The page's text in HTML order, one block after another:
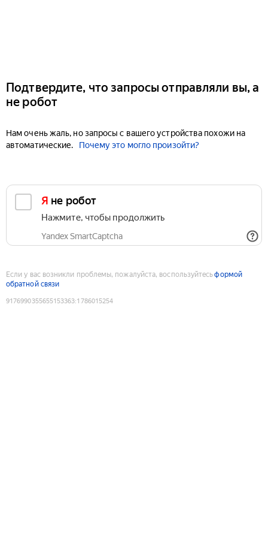
Подтвердите, что запросы отправляли вы, а
не робот
Нам очень жаль, но запросы с вашего устройства похожи на
автоматические.
Почему это могло произойти?
Я не робот
Нажмите, чтобы продолжить
Yandex SmartCaptcha
Если у вас возникли проблемы, пожалуйста, воспользуйтесьформой
обратной связи
9176990355655153363:1786015254